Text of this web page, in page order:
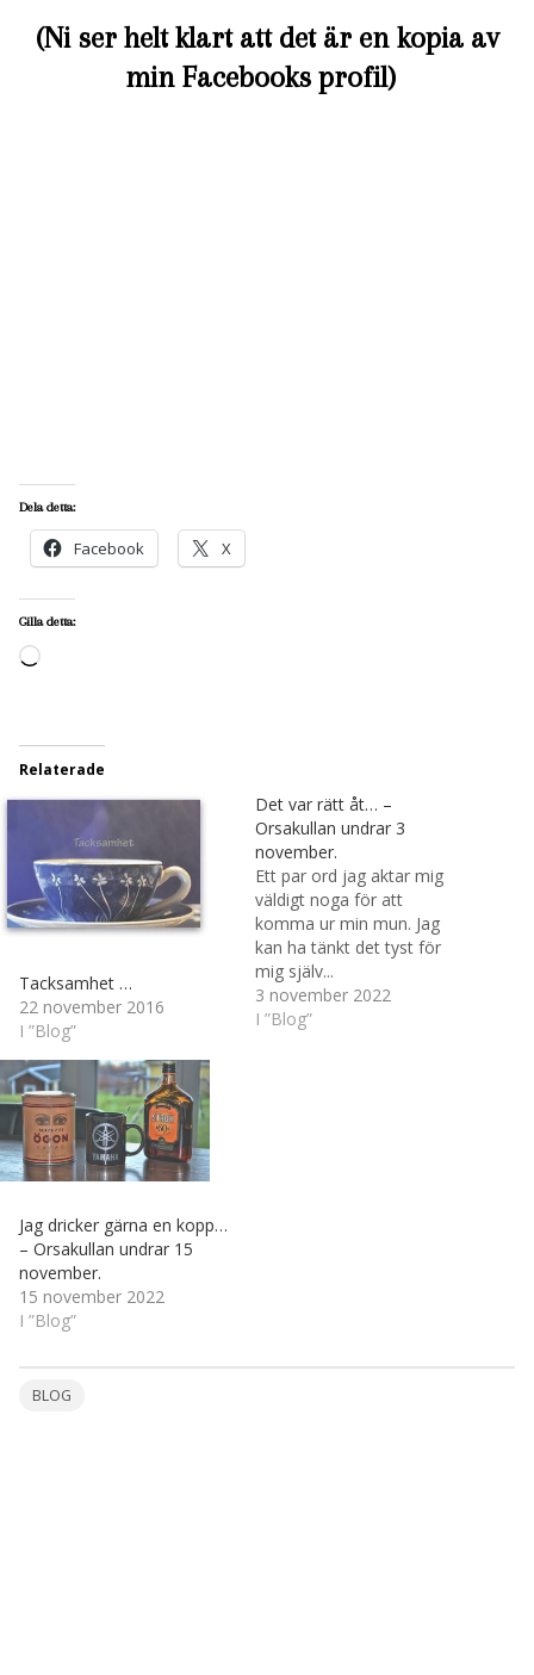
(Ni ser helt klart att det är en kopia av
min Facebooks profil)
Dela detta:
Facebook X
Gilla detta:
Laddar
Relaterade
Tacksamhet …
22 november 2016
I ”Blog”
Det var rätt åt… –
Orsakullan undrar 3
november.
Ett par ord jag aktar mig
väldigt noga för att
komma ur min mun. Jag
kan ha tänkt det tyst för
mig själv...
Det gäller att tänka
efter före ibland.
3 november 2022
I ”Blog”
Jag dricker gärna en kopp…
– Orsakullan undrar 15
november.
15 november 2022
I ”Blog”
BLOG